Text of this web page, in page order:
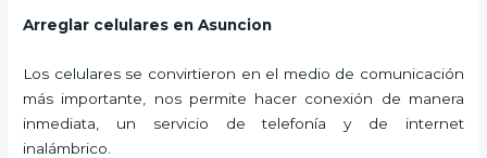
Arreglar celulares en Asuncion
Los celulares se convirtieron en el medio de comunicación
más importante, nos permite hacer conexión de manera
inmediata, un servicio de telefonía y de internet
inalámbrico.